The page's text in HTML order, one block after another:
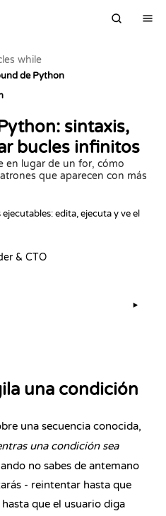
while
de Python
sintaxis,
bucles infinitos
en lugar de un for, cómo
que aparecen con más
edita, ejecuta y ve el
& CTO
una condición
una secuencia conocida,
una condición sea
no sabes de antemano
- reintentar hasta que
que el usuario diga
▶